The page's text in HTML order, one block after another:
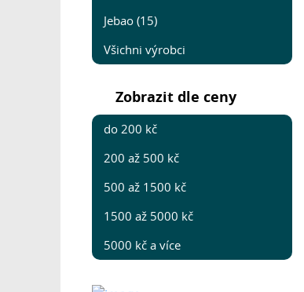
Jebao (15)
Všichni výrobci
Zobrazit dle ceny
do 200 kč
200 až 500 kč
500 až 1500 kč
1500 až 5000 kč
5000 kč a více